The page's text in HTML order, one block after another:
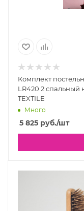
Комплект
LR420 2 спальный
TEXTILE
Много
5 825 руб./шт